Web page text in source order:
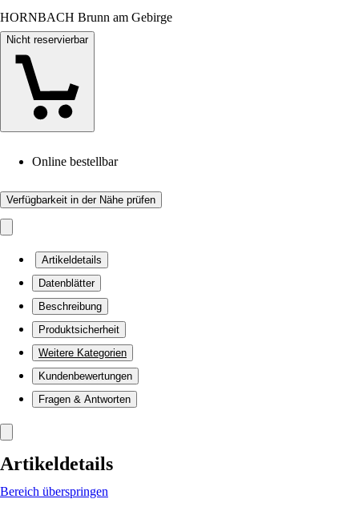
HORNBACH Brunn am Gebirge
Nicht reservierbar
Online bestellbar
Verfügbarkeit in der Nähe prüfen
Artikeldetails
Datenblätter
Beschreibung
Produktsicherheit
Weitere Kategorien
Kundenbewertungen
Fragen & Antworten
Artikeldetails
Bereich überspringen